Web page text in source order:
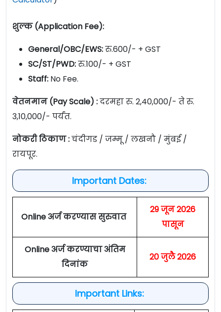
शुल्क (Application Fee):
General/OBC/EWS:रु.600/- + GST
SC/ST/PWD:रु.100/- + GST
Staff: No Fee.
वेतनमान (Pay Scale) :दरमहा रु. 2,40,000/- ते रु.
3,10,000/- पर्यंत.
नोकरी ठिकाण :चंदीगड / जम्मू / लखनौ / मुंबई /
रायपूर.
Important Dates:
Online अर्ज करण्यास सुरुवात
29 जून 2026
पासून
Online अर्ज करण्याचा अंतिम
दिनांक
20 जुलै 2026
Important Links: